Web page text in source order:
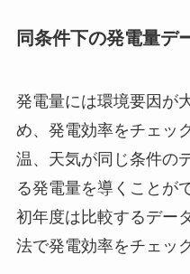
同条件下の発電量デ
発電量には環境要因が
め、発電効率をチェッ
温、天気が同じ条件の
る発電量を導くことが
初年度は比較するデー
法で発電効率をチェッ